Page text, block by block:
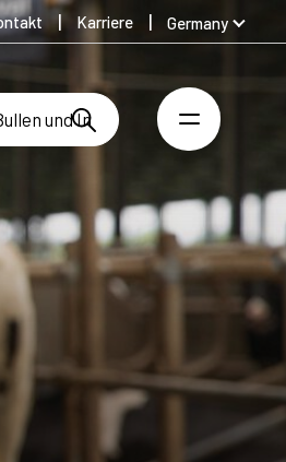
Karriere Germany
Australia
Denmark
Swedish
United Kingdom
United States